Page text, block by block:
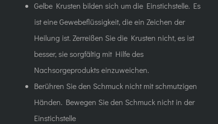
Gelbe Krusten bilden sich um die Einstichstelle. Es
ist eine Gewebeflüssigkeit, die ein Zeichen der
Heilung ist. Zerreißen Sie die Krusten nicht, es ist
besser, sie sorgfältig mit Hilfe des
Nachsorgeprodukts einzuweichen.
Berühren Sie den Schmuck nicht mit schmutzigen
Händen. Bewegen Sie den Schmuck nicht in der
Einstichstelle